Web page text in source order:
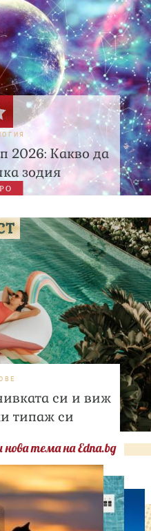
2026: Какво да
зодия
си и виж
типаж си
тема на Edna.bg